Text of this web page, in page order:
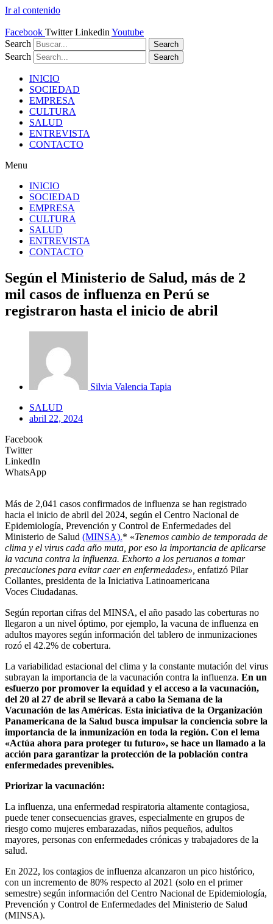
Ir al contenido
Facebook Twitter Linkedin Youtube
Search
Search
Search Search
INICIO
SOCIEDAD
EMPRESA
CULTURA
SALUD
ENTREVISTA
CONTACTO
Menu
INICIO
SOCIEDAD
EMPRESA
CULTURA
SALUD
ENTREVISTA
CONTACTO
Según el Ministerio de Salud, más de 2
mil casos de influenza en Perú se
registraron hasta el inicio de abril
Silvia Valencia Tapia
SALUD
abril 22, 2024
Facebook
Twitter
LinkedIn
WhatsApp
Más de 2,041 casos confirmados de influenza se han registrado
hacia el inicio de abril del 2024, según el Centro Nacional de
Epidemiología, Prevención y Control de Enfermedades del
Ministerio de Salud (MINSA).* «Tenemos cambio de temporada de
clima y el virus cada año muta, por eso la importancia de aplicarse
la vacuna contra la influenza. Exhorto a los peruanos a tomar
precauciones para evitar caer en enfermedades», enfatizó Pilar
Collantes, presidenta de la Iniciativa Latinoamericana
Voces Ciudadanas.
Según reportan cifras del MINSA, el año pasado las coberturas no
llegaron a un nivel óptimo, por ejemplo, la vacuna de influenza en
adultos mayores según información del tablero de inmunizaciones
rozó el 42.2% de cobertura.
La variabilidad estacional del clima y la constante mutación del virus
subrayan la importancia de la vacunación contra la influenza. En un
esfuerzo por promover la equidad y el acceso a la vacunación,
del 20 al 27 de abril se llevará a cabo la Semana de la
Vacunación de las Américas. Esta iniciativa de la Organización
Panamericana de la Salud busca impulsar la conciencia sobre la
importancia de la inmunización en toda la región. Con el lema
«Actúa ahora para proteger tu futuro», se hace un llamado a la
acción para garantizar la protección de la población contra
enfermedades prevenibles.
Priorizar la vacunación:
La influenza, una enfermedad respiratoria altamente contagiosa,
puede tener consecuencias graves, especialmente en grupos de
riesgo como mujeres embarazadas, niños pequeños, adultos
mayores, personas con enfermedades crónicas y trabajadores de la
salud.
En 2022, los contagios de influenza alcanzaron un pico histórico,
con un incremento de 80% respecto al 2021 (solo en el primer
semestre) según información del Centro Nacional de Epidemiología,
Prevención y Control de Enfermedades del Ministerio de Salud
(MINSA).